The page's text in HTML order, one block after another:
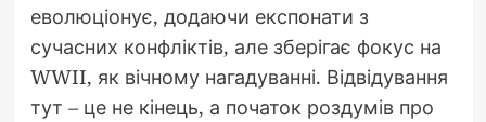
еволюціонує, додаючи експонати з
сучасних конфліктів, але зберігає фокус на
WWII, як вічному нагадуванні. Відвідування
тут – це не кінець, а початок роздумів про